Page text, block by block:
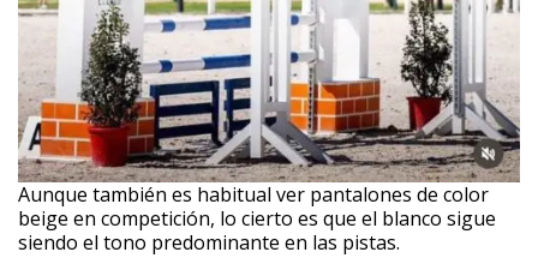
Aunque también es habitual ver pantalones de color
beige en competición, lo cierto es que el blanco sigue
siendo el tono predominante en las pistas.